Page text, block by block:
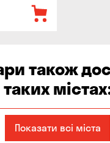
також
таких
Показати всі міста